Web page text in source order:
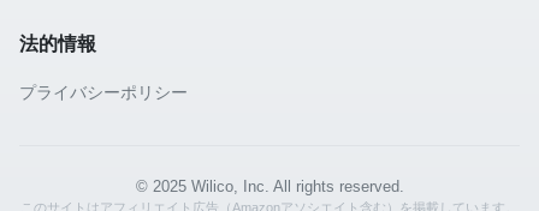
法的情報
プライバシーポリシー
© 2025 Wilico, Inc. All rights reserved.
このサイトはアフィリエイト広告（Amazonアソシエイト含む）を掲載しています。